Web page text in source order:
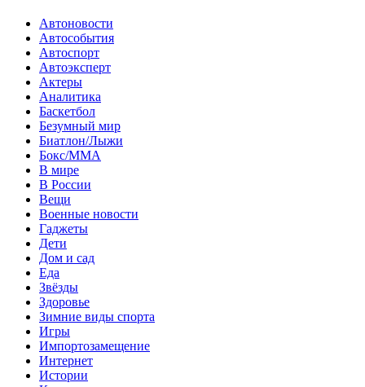
Автоновости
Автособытия
Автоспорт
Автоэксперт
Актеры
Аналитика
Баскетбол
Безумный мир
Биатлон/Лыжи
Бокс/MMA
В мире
В России
Вещи
Военные новости
Гаджеты
Дети
Дом и сад
Еда
Звёзды
Здоровье
Зимние виды спорта
Игры
Импортозамещение
Интернет
Истории